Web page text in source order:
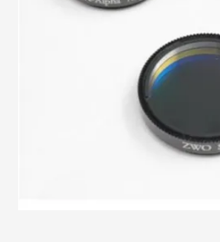
Accessoires pour montures